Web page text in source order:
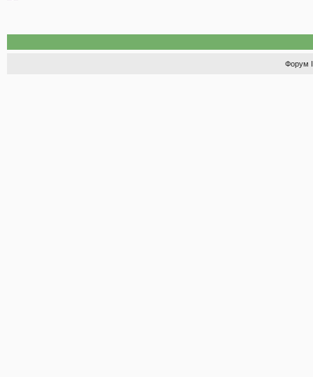
Форум